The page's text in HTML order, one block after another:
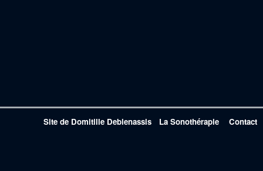
Site de Domitille Debienassis La Sonothérapie Contact